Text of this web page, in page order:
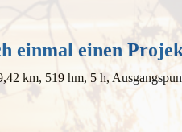
einmal einen
km, 519 hm, 5 h,